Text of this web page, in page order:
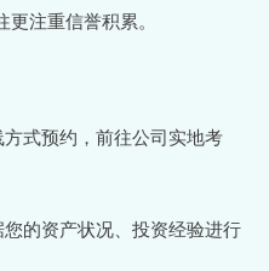
注重信誉积累。
式预约，前往公司实地考
的资产状况、投资经验进行